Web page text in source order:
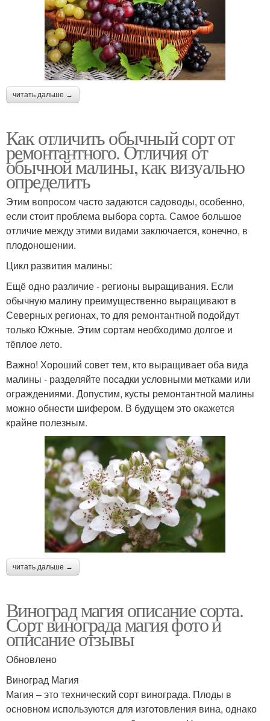
читать дальше →
Как отличить обычный сорт от
ремонтантного. Отличия от
обычной малины, как визуально
определить
Этим вопросом часто задаются садоводы, особенно,
если стоит проблема выбора сорта. Самое большое
отличие между этими видами заключается, конечно, в
плодоношении.
Цикл развития малины:
Ещё одно различие - регионы выращивания. Если
обычную малину преимущественно выращивают в
Северных регионах, то для ремонтантной подойдут
только Южные. Этим сортам необходимо долгое и
тёплое лето.
Важно! Хороший совет тем, кто выращивает оба вида
малины - разделяйте посадки условными метками или
ограждениями. Допустим, кусты ремонтантной малины
можно обнести шифером. В будущем это окажется
крайне полезным.
читать дальше →
Виноград магия описание сорта.
Сорт винограда магия фото и
описание отзывы
Обновлено
Виноград Магия
Магия – это технический сорт винограда. Плоды в
основном используются для изготовления вина, однако